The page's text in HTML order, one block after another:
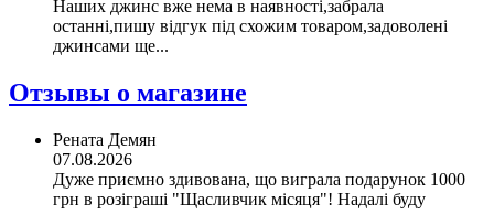
Наших джинс вже нема в наявності,забрала
останні,пишу відгук під схожим товаром,задоволені
джинсами ще...
Отзывы о магазине
Рената Демян
07.08.2026
Дуже приємно здивована, що виграла подарунок 1000
грн в розіграші "Щасливчик місяця"! Надалі буду